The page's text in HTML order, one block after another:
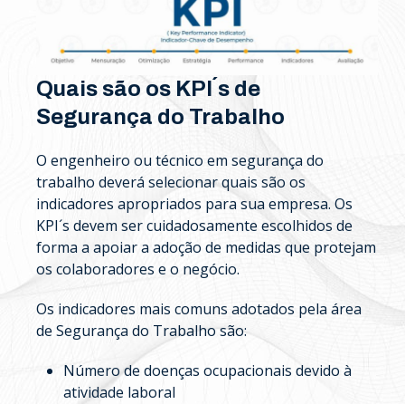
Quais são os KPI´s de
Segurança do Trabalho
O engenheiro ou técnico em segurança do
trabalho deverá selecionar quais são os
indicadores apropriados para sua empresa. Os
KPI´s devem ser cuidadosamente escolhidos de
forma a apoiar a adoção de medidas que protejam
os colaboradores e o negócio.
Os indicadores mais comuns adotados pela área
de Segurança do Trabalho são:
Número de doenças ocupacionais devido à
atividade laboral